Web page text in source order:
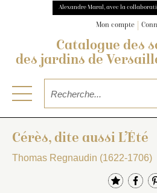
Alexandre Maral, avec la
Mon compte
Catalogue des
des jardins de
Cérès, dite aussi L’Été
Thomas Regnaudin (1622-1706)